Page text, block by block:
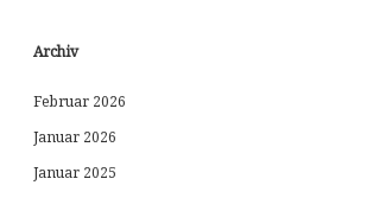
Archiv
Februar 2026
Januar 2026
Januar 2025